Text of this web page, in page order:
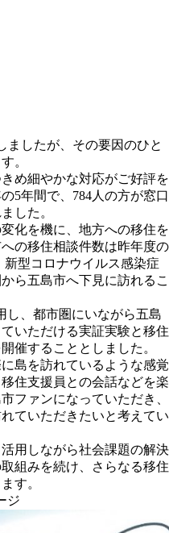
ましたが、その要因のひと
。
め細やかな対応がご好評を
5年間で、784人の方が窓口
した。
化を機に、地方への移住を
の移住相談件数は昨年度の
型コロナウイルス感染症
ら五島市へ下見に訪れるこ
し、都市圏にいながら五島
いただける実証実験と移住
催することとしました。
島を訪れているような感覚
住支援員との会話などを楽
ファンになっていただき、
ていただきたいと考えてい
用しながら社会課題の解決
組みを続け、さらなる移住
す。
ジ